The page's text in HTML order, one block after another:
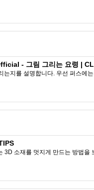
- 그림 그리는 요령 |
지를 설명합니다. 우선 퍼스에
소재를 멋지게 만드는 방법을